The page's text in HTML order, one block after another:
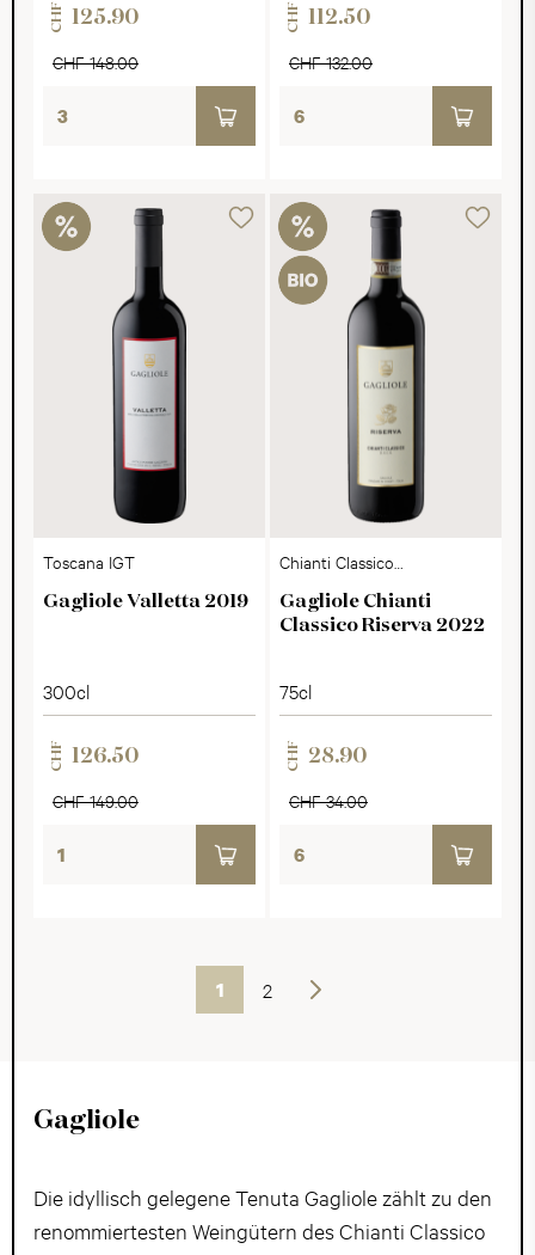
CHF 125.90
CHF 148.00
CHF 112.50
CHF 132.00
Toscana IGT
Gagliole Valletta 2019
300cl
CHF 126.50
CHF 149.00
Chianti Classico
Riserva DOCG
Gagliole Chianti
Classico Riserva 2022
75cl
CHF 28.90
CHF 34.00
1 2 Weiter
Gagliole
Die idyllisch gelegene Tenuta Gagliole zählt zu den
renommiertesten Weingütern des Chianti Classico